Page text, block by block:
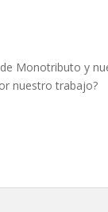
Monotributo y
nuestro trabajo?